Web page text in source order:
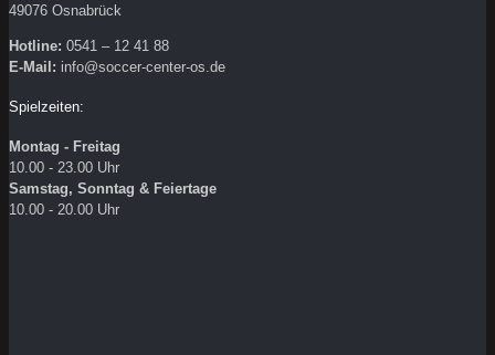
49076 Osnabrück
Hotline: 0541 – 12 41 88
E-Mail: info@soccer-center-os.de
Spielzeiten:
Montag - Freitag
10.00 - 23.00 Uhr
Samstag, Sonntag & Feiertage
10.00 - 20.00 Uhr